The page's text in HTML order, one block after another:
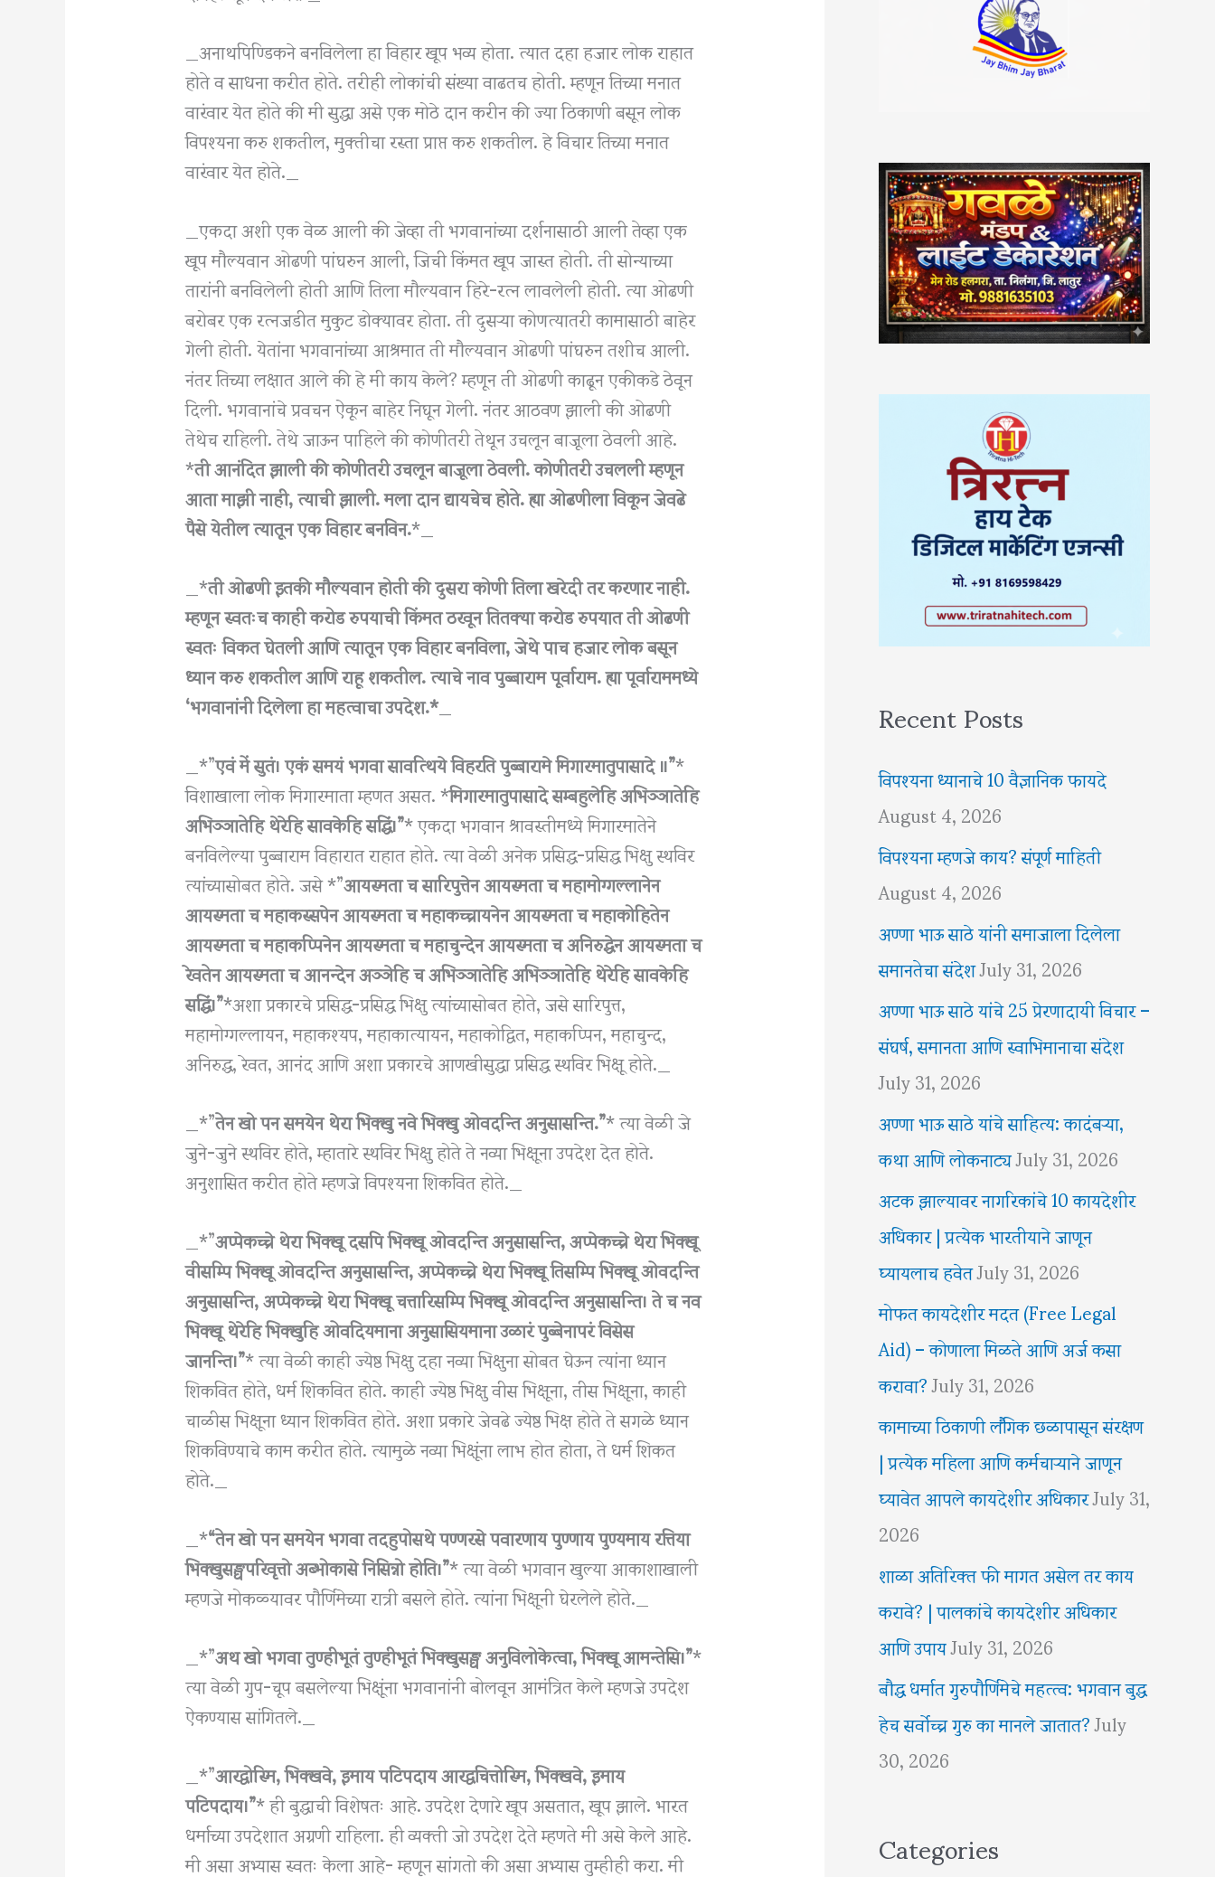
_अनाथपिण्डिकने बनविलेला हा विहार खूप भव्य होता. त्यात दहा हजार लोक राहात
होते व साधना करीत होते. तरीही लोकांची संख्या वाढतच होती. म्हणून तिच्या मनात
वारंवार येत होते की मी सुद्धा असे एक मोठे दान करीन की ज्या ठिकाणी बसून लोक
विपश्यना करु शकतील, मुक्तीचा रस्ता प्राप्त करु शकतील. हे विचार तिच्या मनात
वारंवार येत होते._
_एकदा अशी एक वेळ आली की जेव्हा ती भगवानांच्या दर्शनासाठी आली तेव्हा एक
खूप मौल्यवान ओढणी पांघरुन आली, जिची किंमत खूप जास्त होती. ती सोन्याच्या
तारांनी बनविलेली होती आणि तिला मौल्यवान हिरे-रत्न लावलेली होती. त्या ओढणी
बरोबर एक रत्नजडीत मुकुट डोक्यावर होता. ती दुसऱ्या कोणत्यातरी कामासाठी बाहेर
गेली होती. येतांना भगवानांच्या आश्रमात ती मौल्यवान ओढणी पांघरुन तशीच आली.
नंतर तिच्या लक्षात आले की हे मी काय केले? म्हणून ती ओढणी काढून एकीकडे ठेवून
दिली. भगवानांचे प्रवचन ऐकून बाहेर निघून गेली. नंतर आठवण झाली की ओढणी
तेथेच राहिली. तेथे जाऊन पाहिले की कोणीतरी तेथून उचलून बाजूला ठेवली आहे.
*ती आनंदित झाली की कोणीतरी उचलून बाजूला ठेवली. कोणीतरी उचलली म्हणून
आता माझी नाही, त्याची झाली. मला दान द्यायचेच होते. ह्या ओढणीला विकून जेवढे
पैसे येतील त्यातून एक विहार बनविन.*_
_*ती ओढणी इतकी मौल्यवान होती की दुसरा कोणी तिला खरेदी तर करणार नाही.
म्हणून स्वतःच काही करोड रुपयाची किंमत ठरवून तितक्या करोड रुपयात ती ओढणी
स्वतः विकत घेतली आणि त्यातून एक विहार बनविला, जेथे पाच हजार लोक बसून
ध्यान करु शकतील आणि राहू शकतील. त्याचे नाव पुब्बाराम पूर्वाराम. ह्या पूर्वाराममध्ये
‘भगवानांनी दिलेला हा महत्वाचा उपदेश.*_
_*”एवं में सुतं। एकं समयं भगवा सावत्थिये विहरति पुब्बारामे मिगारमातुपासादे ॥”*
विशाखाला लोक मिगारमाता म्हणत असत. *मिगारमातुपासादे सम्बहुलेहि अभिञ्ञातेहि
अभिञ्ञातेहि थेरेहि सावकेहि सद्धिं।”* एकदा भगवान श्रावस्तीमध्ये मिगारमातेने
बनविलेल्या पुब्बाराम विहारात राहात होते. त्या वेळी अनेक प्रसिद्ध-प्रसिद्ध भिक्षु स्थविर
त्यांच्यासोबत होते. जसे *”आयस्मता च सारिपुत्तेन आयस्मता च महामोग्गल्लानेन
आयस्मता च महाकस्सपेन आयस्मता च महाकच्चायनेन आयस्मता च महाकोहितेन
आयस्मता च महाकप्पिनेन आयस्मता च महाचुन्देन आयस्मता च अनिरुद्धेन आयस्मता च
रेवतेन आयस्मता च आनन्देन अञ्ञेहि च अभिञ्ञातेहि अभिञ्ञातेहि थेरेहि सावकेहि
सद्धिं।”*अशा प्रकारचे प्रसिद्ध-प्रसिद्ध भिक्षु त्यांच्यासोबत होते, जसे सारिपुत्त,
महामोग्गल्लायन, महाकश्यप, महाकात्यायन, महाकोद्वित, महाकप्पिन, महाचुन्द,
अनिरुद्ध, रेवत, आनंद आणि अशा प्रकारचे आणखीसुद्धा प्रसिद्ध स्थविर भिक्षू होते._
_*”तेन खो पन समयेन थेरा भिक्खु नवे भिक्खु ओवदन्ति अनुसासन्ति.”* त्या वेळी जे
जुने-जुने स्थविर होते, म्हातारे स्थविर भिक्षु होते ते नव्या भिक्षूना उपदेश देत होते.
अनुशासित करीत होते म्हणजे विपश्यना शिकवित होते._
_*”अप्पेकच्चे थेरा भिक्खू दसपि भिक्खू ओवदन्ति अनुसासन्ति, अप्पेकच्चे थेरा भिक्खू
वीसम्पि भिक्खू ओवदन्ति अनुसासन्ति, अप्पेकच्चे थेरा भिक्खू तिसम्पि भिक्खू ओवदन्ति
अनुसासन्ति, अप्पेकच्चे थेरा भिक्खू चत्तारिसम्पि भिक्खू ओवदन्ति अनुसासन्ति। ते च नव
भिक्खू थेरेहि भिक्खुहि ओवदियमाना अनुसासियमाना उळारं पुब्बेनापरं विसेस
जानन्ति।”* त्या वेळी काही ज्येष्ठ भिक्षु दहा नव्या भिक्षुना सोबत घेऊन त्यांना ध्यान
शिकवित होते, धर्म शिकवित होते. काही ज्येष्ठ भिक्षु वीस भिक्षूना, तीस भिक्षूना, काही
चाळीस भिक्षूना ध्यान शिकवित होते. अशा प्रकारे जेवढे ज्येष्ठ भिक्ष होते ते सगळे ध्यान
शिकविण्याचे काम करीत होते. त्यामुळे नव्या भिक्षूंना लाभ होत होता, ते धर्म शिकत
होते._
_*“तेन खो पन समयेन भगवा तदहुपोसथे पण्णरसे पवारणाय पुण्णाय पुण्यमाय रत्तिया
भिक्खुसङ्घपरिवृत्तो अब्भोकासे निसिन्नो होति।”* त्या वेळी भगवान खुल्या आकाशाखाली
म्हणजे मोकळ्यावर पौर्णिमेच्या रात्री बसले होते. त्यांना भिक्षूनी घेरलेले होते._
_*”अथ खो भगवा तुण्हीभूतं तुण्हीभूतं भिक्खुसङ्घ अनुविलोकेत्वा, भिक्खू आमन्तेसि।”*
त्या वेळी गुप-चूप बसलेल्या भिक्षूंना भगवानांनी बोलवून आमंत्रित केले म्हणजे उपदेश
ऐकण्यास सांगितले._
_*”आरद्वोस्मि, भिक्खवे, इमाय पटिपदाय आरद्वचित्तोस्मि, भिक्खवे, इमाय
पटिपदाय।”* ही बुद्धाची विशेषतः आहे. उपदेश देणारे खूप असतात, खूप झाले. भारत
धर्माच्या उपदेशात अग्रणी राहिला. ही व्यक्ती जो उपदेश देते म्हणते मी असे केले आहे.
मी असा अभ्यास स्वतः केला आहे- म्हणून सांगतो की असा अभ्यास तुम्हीही करा. मी
Recent Posts
विपश्यना ध्यानाचे 10 वैज्ञानिक फायदे
August 4, 2026
विपश्यना म्हणजे काय? संपूर्ण माहिती
August 4, 2026
अण्णा भाऊ साठे यांनी समाजाला दिलेला
समानतेचा संदेशJuly 31, 2026
अण्णा भाऊ साठे यांचे 25 प्रेरणादायी विचार –
संघर्ष, समानता आणि स्वाभिमानाचा संदेश
July 31, 2026
अण्णा भाऊ साठे यांचे साहित्य: कादंबऱ्या,
कथा आणि लोकनाट्यJuly 31, 2026
अटक झाल्यावर नागरिकांचे 10 कायदेशीर
अधिकार | प्रत्येक भारतीयाने जाणून
घ्यायलाच हवेतJuly 31, 2026
मोफत कायदेशीर मदत (Free Legal
Aid) – कोणाला मिळते आणि अर्ज कसा
करावा?July 31, 2026
कामाच्या ठिकाणी लैंगिक छळापासून संरक्षण
| प्रत्येक महिला आणि कर्मचाऱ्याने जाणून
घ्यावेत आपले कायदेशीर अधिकारJuly 31,
2026
शाळा अतिरिक्त फी मागत असेल तर काय
करावे? | पालकांचे कायदेशीर अधिकार
आणि उपायJuly 31, 2026
बौद्ध धर्मात गुरुपौर्णिमेचे महत्त्व: भगवान बुद्ध
हेच सर्वोच्च गुरु का मानले जातात?July
30, 2026
Categories